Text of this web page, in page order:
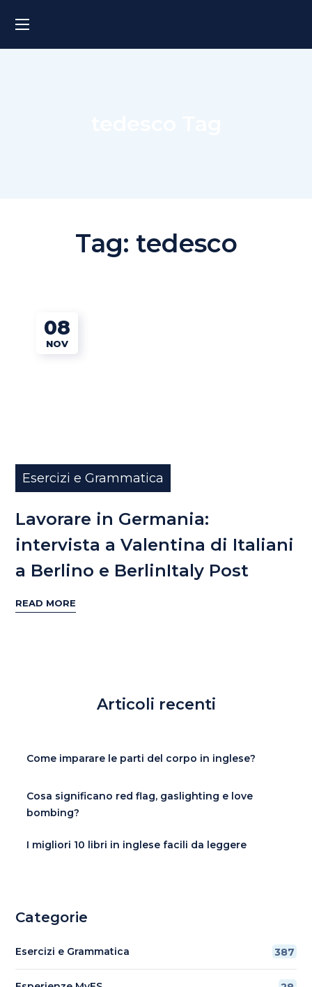
Tag: tedesco
08
NOV
Esercizi e Grammatica
Lavorare in Germania:
intervista a Valentina di Italiani
a Berlino e BerlinItaly Post
READ MORE
Articoli recenti
Come imparare le parti del corpo in inglese?
Cosa significano red flag, gaslighting e love
bombing?
I migliori 10 libri in inglese facili da leggere
Categorie
Esercizi e Grammatica 387